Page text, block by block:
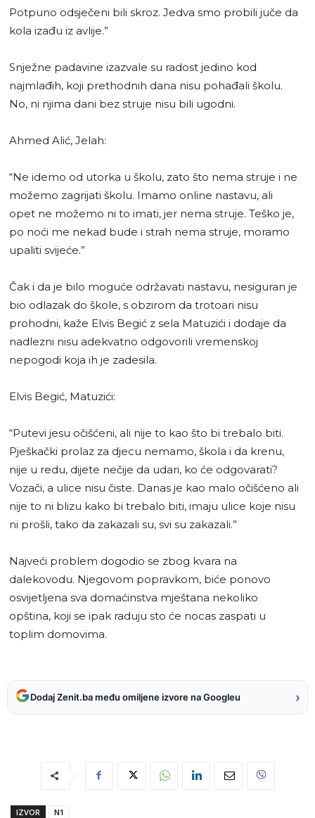
Potpuno odsječeni bili skroz. Jedva smo probili juče da
kola izađu iz avlije.”
Snježne padavine izazvale su radost jedino kod
najmlađih, koji prethodnih dana nisu pohađali školu.
No, ni njima dani bez struje nisu bili ugodni.
Ahmed Alić, Jelah:
“Ne idemo od utorka u školu, zato što nema struje i ne
možemo zagrijati školu. Imamo online nastavu, ali
opet ne možemo ni to imati, jer nema struje. Teško je,
po noći me nekad bude i strah nema struje, moramo
upaliti svijeće.”
Čak i da je bilo moguće održavati nastavu, nesiguran je
bio odlazak do škole, s obzirom da trotoari nisu
prohodni, kaže Elvis Begić z sela Matuzići i dodaje da
nadlezni nisu adekvatno odgovorili vremenskoj
nepogodi koja ih je zadesila.
Elvis Begić, Matuzići:
“Putevi jesu očišćeni, ali nije to kao što bi trebalo biti.
Pješkački prolaz za djecu nemamo, škola i da krenu,
nije u redu, dijete nečije da udari, ko će odgovarati?
Vozači, a ulice nisu čiste. Danas je kao malo očišćeno ali
nije to ni blizu kako bi trebalo biti, imaju ulice koje nisu
ni prošli, tako da zakazali su, svi su zakazali.”
Najveći problem dogodio se zbog kvara na
dalekovodu. Njegovom popravkom, biće ponovo
osvijetljena sva domaćinstva mještana nekoliko
opština, koji se ipak raduju sto će nocas zaspati u
toplim domovima.
Dodaj Zenit.ba među omiljene izvore na Googleu ›
IZVOR
N1